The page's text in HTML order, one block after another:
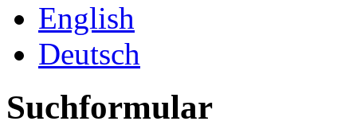
English
Deutsch
Suchformular